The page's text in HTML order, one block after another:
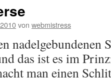
von webmistress
nadelgebundenen
das ist es im
man einen